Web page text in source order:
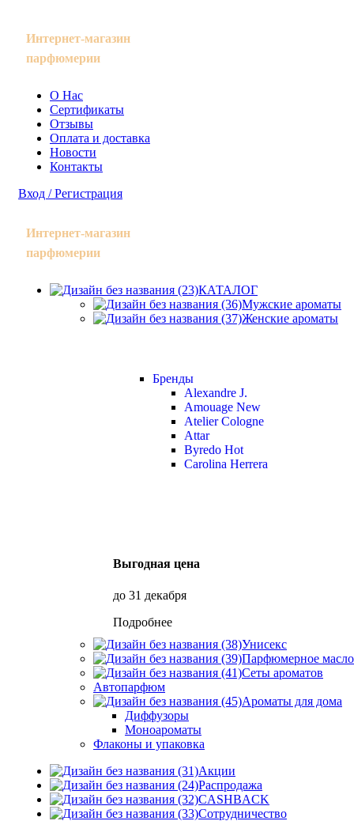
Интернет-магазин
парфюмерии
О Нас
Сертификаты
Отзывы
Оплата и доставка
Новости
Контакты
Вход / Регистрация
Интернет-магазин
парфюмерии
КАТАЛОГ
Мужские ароматы
Женские ароматы
Бренды
Alexandre J.
Amouage New
Atelier Cologne
Attar
Byredo Hot
Carolina Herrera
Выгодная цена
до 31 декабря
Подробнее
Унисекс
Парфюмерное масло
Сеты ароматов
Автопарфюм
Ароматы для дома
Диффузоры
Моноароматы
Флаконы и упаковка
Акции
Распродажа
CASHBACK
Сотрудничество